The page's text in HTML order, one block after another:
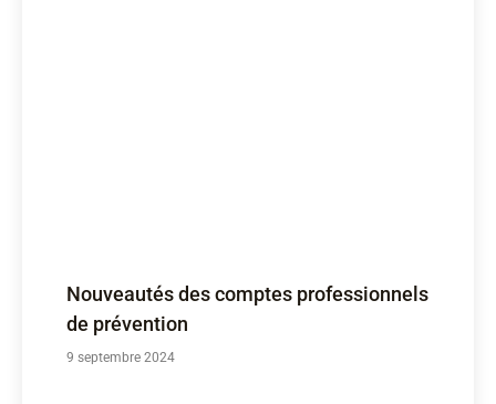
Nouveautés des comptes professionnels
de prévention
9 septembre 2024